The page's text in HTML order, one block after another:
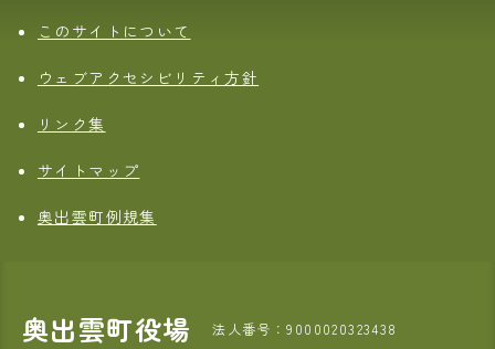
このサイトについて
ウェブアクセシビリティ方針
リンク集
サイトマップ
奥出雲町例規集
奥出雲町役場 法人番号：9000020323438